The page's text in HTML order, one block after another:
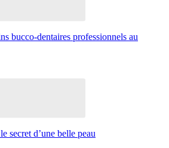
bucco-dentaires professionnels au
secret d’une belle peau